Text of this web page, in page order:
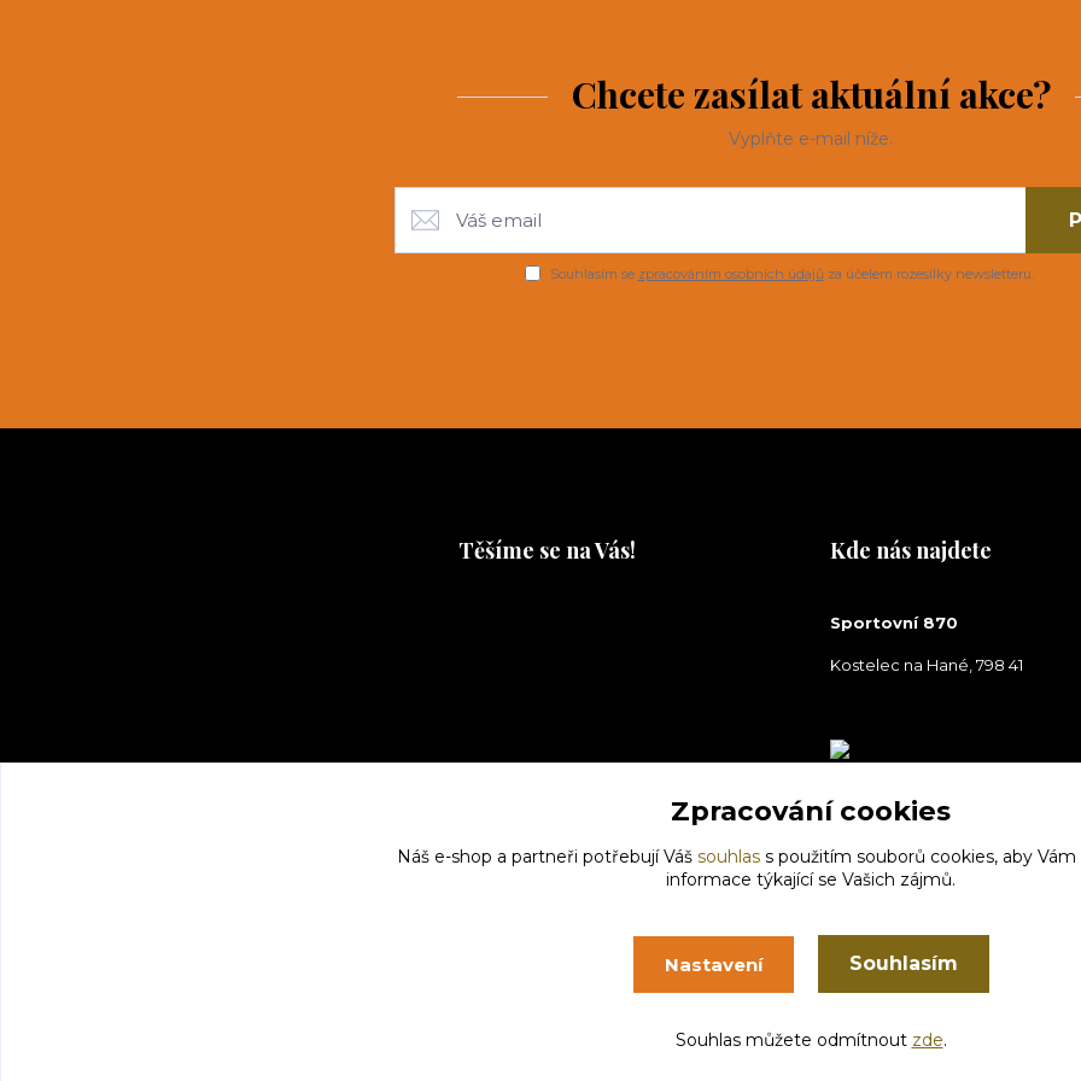
Chcete zasílat aktuální akce?
Vyplňte e-mail níže.
Souhlasím se zpracováním osobních údajůza účelem rozesílky newsletteru.
Těšíme se na Vás! Kde nás najdete
Sportovní 870
Kostelec na Hané, 798 41
Zpracování cookies
Náš e-shop a partneři potřebují Váš souhlass použitím souborů cookies, aby
informace týkající se Vašich zájmů.
Nastavení Souhlasím
Souhlas můžete odmítnout zde.